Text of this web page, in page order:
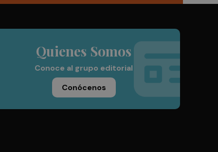
Quienes Somos
Conoce al grupo editorial
Conócenos